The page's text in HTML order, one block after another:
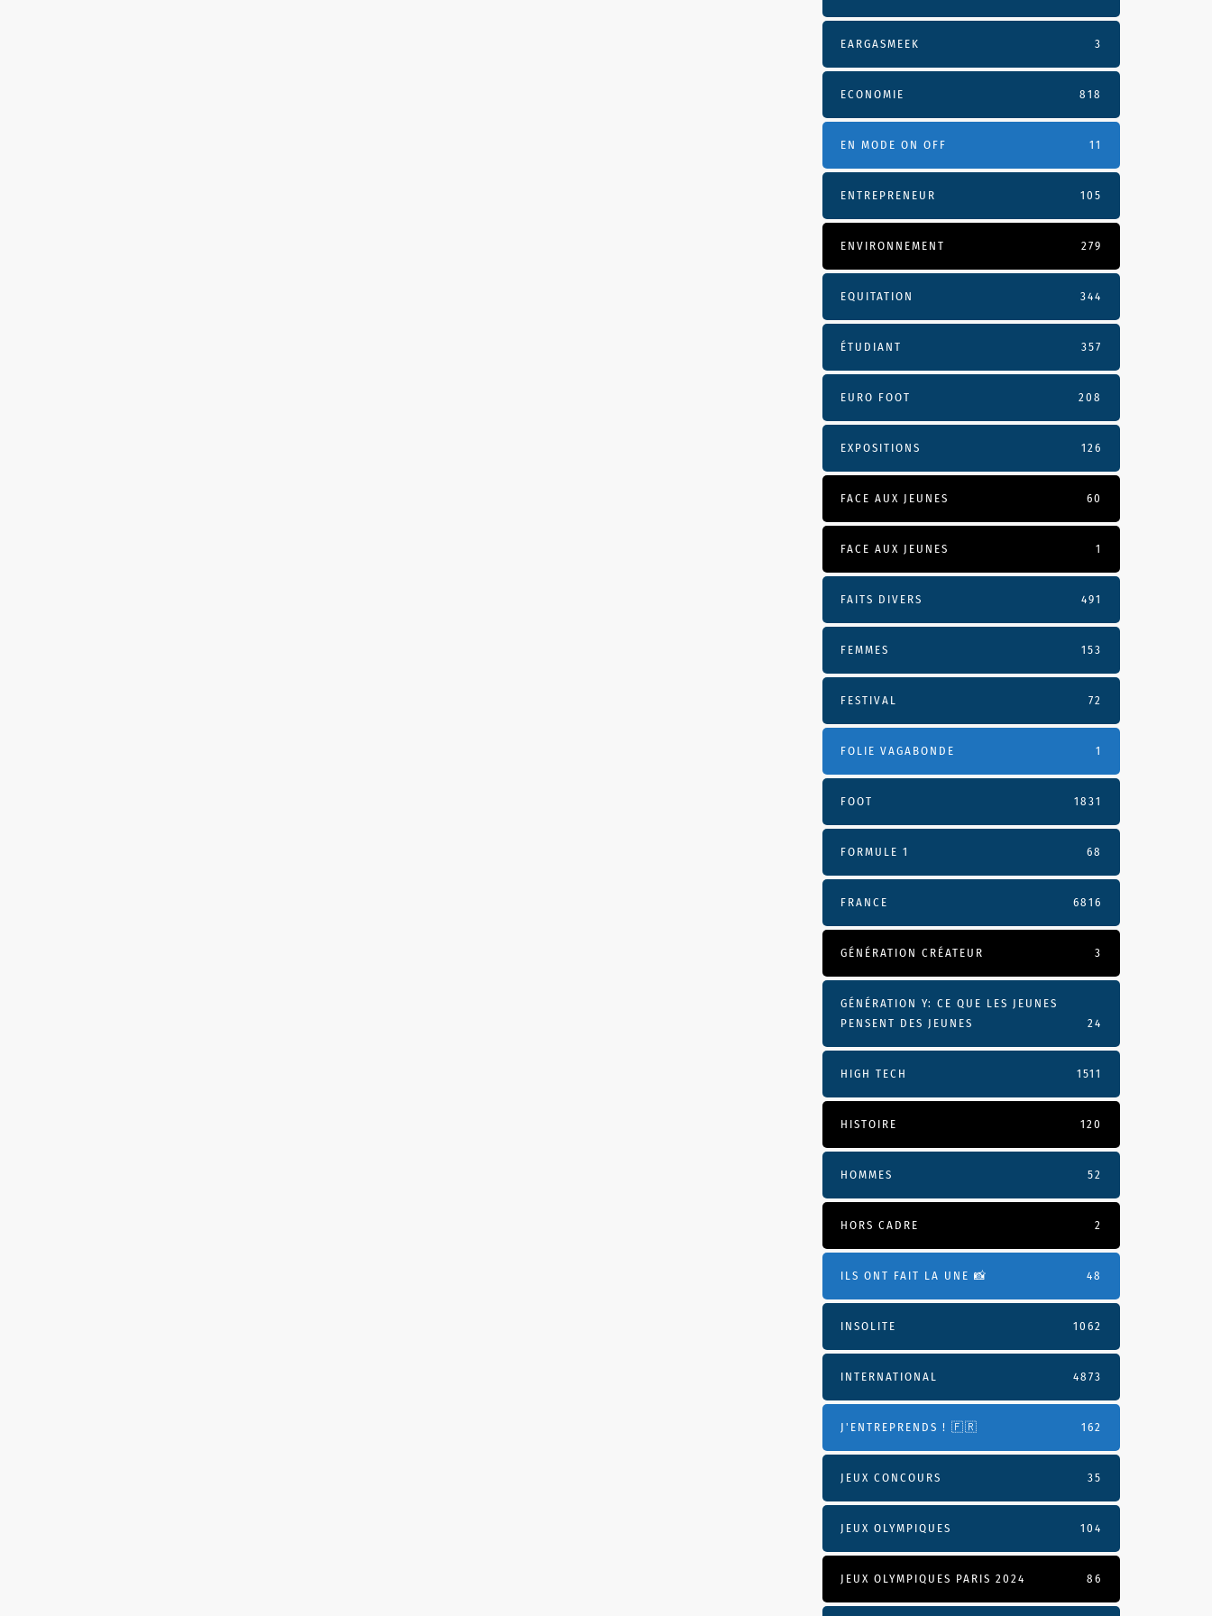
EARGASMEEK 3
ECONOMIE 818
EN MODE ON OFF 11
ENTREPRENEUR 105
ENVIRONNEMENT 279
EQUITATION 344
ÉTUDIANT 357
EURO FOOT 208
EXPOSITIONS 126
FACE AUX JEUNES 60
FACE AUX JEUNES 1
FAITS DIVERS 491
FEMMES 153
FESTIVAL 72
FOLIE VAGABONDE 1
FOOT 1831
FORMULE 1 68
FRANCE 6816
GÉNÉRATION CRÉATEUR 3
GÉNÉRATION Y: CE QUE LES JEUNES
PENSENT DES JEUNES
24
HIGH TECH 1511
HISTOIRE 120
HOMMES 52
HORS CADRE 2
ILS ONT FAIT LA UNE 📸 48
INSOLITE 1062
INTERNATIONAL 4873
J'ENTREPRENDS ! 🇫🇷 162
JEUX CONCOURS 35
JEUX OLYMPIQUES 104
JEUX OLYMPIQUES PARIS 2024 86